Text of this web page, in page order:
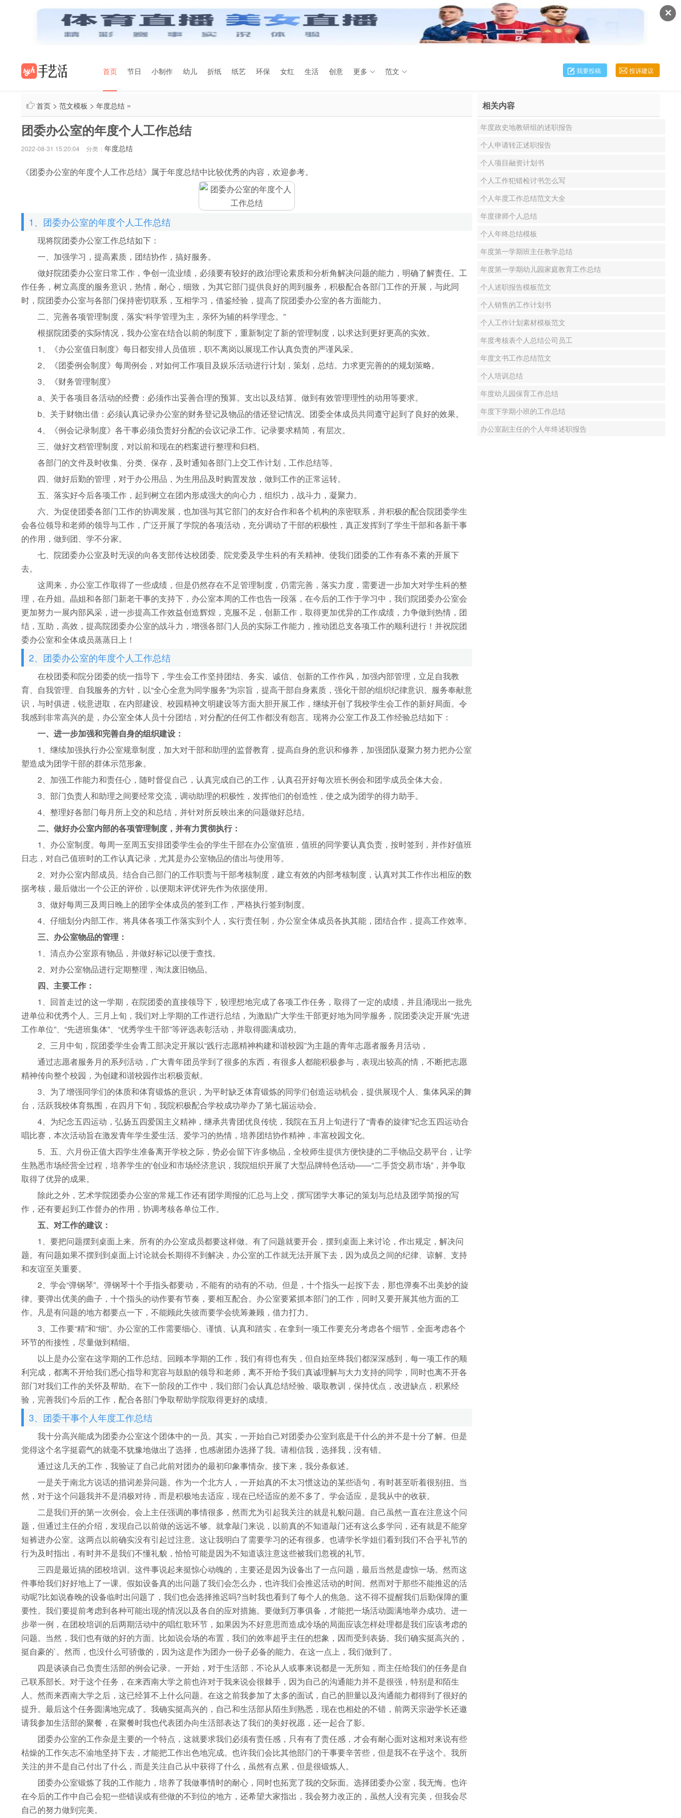
✕
首页 节日 小制作 幼儿 折纸 纸艺 环保 女红 生活 创意 更多 范文 我要投稿 投诉建议
首页 > 范文模板 > 年度总结 »
团委办公室的年度个人工作总结
2022-08-31 15:20:04 分类： 年度总结
《团委办公室的年度个人工作总结》属于年度总结中比较优秀的内容，欢迎参考。
1、团委办公室的年度个人工作总结
现将院团委办公室工作总结如下：
一、加强学习，提高素质，团结协作，搞好服务。
做好院团委办公室日常工作，争创一流业绩，必须要有较好的政治理论素质和分析角解决问题的能力，明确了解责任。工
作任务，树立高度的服务意识，热情，耐心，细致，为其它部门提供良好的周到服务，积极配合各部门工作的开展，与此同
时，院团委办公室与各部门保持密切联系，互相学习，借鉴经验，提高了院团委办公室的各方面能力。
二、完善各项管理制度，落实“科学管理为主，亲怀为辅的科学理念。”
根据院团委的实际情况，我办公室在结合以前的制度下，重新制定了新的管理制度，以求达到更好更高的实效。
1、《办公室值日制度》每日都安排人员值班，职不离岗以展现工作认真负责的严谨风采。
2、《团委例会制度》每周例会，对如何工作项目及娱乐活动进行计划，策划，总结。力求更完善的的规划策略。
3、《财务管理制度》
a、关于各项目各活动的经费：必须作出妥善合理的预算。支出以及结算。做到有效管理理性的动用等要求。
b、关于财物出借：必须认真记录办公室的财务登记及物品的借还登记情况。团委全体成员共同遵守起到了良好的效果。
4、《例会记录制度》各干事必须负责好分配的会议记录工作。记录要求精简，有层次。
三、做好文档管理制度，对以前和现在的档案进行整理和归档。
各部门的文件及时收集、分类、保存，及时通知各部门上交工作计划，工作总结等。
四、做好后勤的管理，对于办公用品，为生用品及时购置发放，做到工作的正常运转。
五、落实好今后各项工作，起到树立在团内形成强大的向心力，组织力，战斗力，凝聚力。
六、为促使团委各部门工作的协调发展，也加强与其它部门的友好合作和各个机构的亲密联系，并积极的配合院团委学生
会各位领导和老师的领导与工作，广泛开展了学院的各项活动，充分调动了干部的积极性，真正发挥到了学生干部和各新干事
的作用，做到团、学不分家。
七、院团委办公室及时无误的向各支部传达校团委、院党委及学生科的有关精神。使我们团委的工作有条不紊的开展下
去。
这周来，办公室工作取得了一些成绩，但是仍然存在不足管理制度，仍需完善，落实力度，需要进一步加大对学生科的整
理，在丹姐。晶姐和各部门新老干事的支持下，办公室本周的工作也告一段落，在今后的工作于学习中，我们院团委办公室会
更加努力一展内部风采，进一步提高工作效益创造辉煌，克服不足，创新工作，取得更加优异的工作成绩，力争做到热情，团
结，互助，高效，提高院团委办公室的战斗力，增强各部门人员的实际工作能力，推动团总支各项工作的顺利进行！并祝院团
委办公室和全体成员蒸蒸日上！
2、团委办公室的年度个人工作总结
在校团委和院分团委的统一指导下，学生会工作坚持团结、务实、诚信、创新的工作作风，加强内部管理，立足自我教
育、自我管理、自我服务的方针，以“全心全意为同学服务”为宗旨，提高干部自身素质，强化干部的组织纪律意识、服务奉献意
识，与时俱进，锐意进取，在内部建设、校园精神文明建设等方面大胆开展工作，继续开创了我校学生会工作的新好局面。令
我感到非常高兴的是，办公室全体人员十分团结，对分配的任何工作都没有怨言。现将办公室工作及工作经验总结如下：
一、进一步加强和完善自身的组织建设：
1、继续加强执行办公室规章制度，加大对干部和助理的监督教育，提高自身的意识和修养，加强团队凝聚力努力把办公室
塑造成为团学干部的群体示范形象。
2、加强工作能力和责任心，随时督促自己，认真完成自己的工作，认真召开好每次班长例会和团学成员全体大会。
3、部门负责人和助理之间要经常交流，调动助理的积极性，发挥他们的创造性，使之成为团学的得力助手。
4、整理好各部门每月所上交的和总结，并针对所反映出来的问题做好总结。
二、做好办公室内部的各项管理制度，并有力贯彻执行：
1、办公室制度。每周一至周五安排团委学生会的学生干部在办公室值班，值班的同学要认真负责，按时签到，并作好值班
日志，对自己值班时的工作认真记录，尤其是办公室物品的借出与使用等。
2、对办公室内部成员。结合自己部门的工作职责与干部考核制度，建立有效的内部考核制度，认真对其工作作出相应的数
据考核，最后做出一个公正的评价，以便期末评优评先作为依据使用。
3、做好每周三及周日晚上的团学全体成员的签到工作，严格执行签到制度。
4、仔细划分内部工作。将具体各项工作落实到个人，实行责任制，办公室全体成员各执其能，团结合作，提高工作效率。
三、办公室物品的管理：
1、清点办公室原有物品，并做好标记以便于查找。
2、对办公室物品进行定期整理，淘汰废旧物品。
四、主要工作：
1、回首走过的这一学期，在院团委的直接领导下，较理想地完成了各项工作任务，取得了一定的成绩，并且涌现出一批先
进单位和优秀个人。三月上旬，我们对上学期的工作进行总结，为激励广大学生干部更好地为同学服务，院团委决定开展“先进
工作单位”、“先进班集体”、“优秀学生干部”等评选表彰活动，并取得圆满成功。
2、三月中旬，院团委学生会青工部决定开展以“践行志愿精神构建和谐校园”为主题的青年志愿者服务月活动，
通过志愿者服务月的系列活动，广大青年团员学到了很多的东西，有很多人都能积极参与，表现出较高的情，不断把志愿
精神传向整个校园，为创建和谐校园作出积极贡献。
3、为了增强同学们的体质和体育锻炼的意识，为平时缺乏体育锻炼的同学们创造运动机会，提供展现个人、集体风采的舞
台，活跃我校体育氛围，在四月下旬，我院积极配合学校成功举办了第七届运动会。
4、为纪念五四运动，弘扬五四爱国主义精神，继承共青团优良传统，我院在五月上旬进行了“青春的旋律”纪念五四运动合
唱比赛，本次活动旨在激发青年学生爱生活、爱学习的热情，培养团结协作精神，丰富校园文化。
5、五、六月份正值大四学生准备离开学校之际，势必会留下许多物品，全校师生提供方便快捷的二手物品交易平台，让学
生熟悉市场经营全过程，培养学生的'创业和市场经济意识，我院组织开展了大型品牌特色活动——“二手货交易市场”，并争取
取得了优异的成果。
除此之外，艺术学院团委办公室的常规工作还有团学周报的汇总与上交，撰写团学大事记的策划与总结及团学简报的写
作，还有要起到工作督办的作用，协调考核各单位工作。
五、对工作的建议：
1、要把问题摆到桌面上来。所有的办公室成员都要这样做。有了问题就要开会，摆到桌面上来讨论，作出规定，解决问
题。有问题如果不摆到到桌面上讨论就会长期得不到解决，办公室的工作就无法开展下去，因为成员之间的纪律、谅解、支持
和友谊至关重要。
2、学会“弹钢琴”。弹钢琴十个手指头都要动，不能有的动有的不动。但是，十个指头一起按下去，那也弹奏不出美妙的旋
律。要弹出优美的曲子，十个指头的动作要有节奏，要相互配合。办公室要紧抓本部门的工作，同时又要开展其他方面的工
作。凡是有问题的地方都要点一下，不能顾此失彼而要学会统筹兼顾，借力打力。
3、工作要“精”和“细”。办公室的工作需要细心、谨慎、认真和踏实，在拿到一项工作要充分考虑各个细节，全面考虑各个
环节的衔接性，尽量做到精细。
以上是办公室在这学期的工作总结。回顾本学期的工作，我们有得也有失，但自始至终我们都深深感到，每一项工作的顺
利完成，都离不开给我们悉心指导和宽容与鼓励的领导和老师，离不开给予我们真诚理解与大力支持的同学，同时也离不开各
部门对我们工作的关怀及帮助。在下一阶段的工作中，我们部门会认真总结经验、吸取教训，保持优点，改进缺点，积累经
验，完善我们今后的工作，配合各部门争取帮助学院取得更好的成绩。
3、团委干事个人年度工作总结
我十分高兴能成为团委办公室这个团体中的一员。其实，一开始自己对团委办公室到底是干什么的并不是十分了解。但是
觉得这个名字挺霸气的就毫不犹豫地做出了选择，也感谢团办选择了我。请相信我，选择我，没有错。
通过这几天的工作，我验证了自己此前对团办的最初印象事情杂。接下来，我分条叙述。
一是关于南北方说话的措词差异问题。作为一个北方人，一开始真的不太习惯这边的某些语句，有时甚至听着很别扭。当
然，对于这个问题我并不是消极对待，而是积极地去适应，现在已经适应的差不多了。学会适应，是我从中的收获。
二是我们开的第一次例会。会上主任强调的事情很多，然而尤为引起我关注的就是礼貌问题。自己虽然一直在注意这个问
题，但通过主任的介绍，发现自己以前做的远远不够。就拿敲门来说，以前真的不知道敲门还有这么多学问，还有就是不能穿
短裤进办公室。这两点以前确实没有引起过注意。这让我明白了需要学习的还有很多。也请学长学姐们看到我们不合乎礼节的
行为及时指出，有时并不是我们不懂礼貌，恰恰可能是因为不知道该注意这些被我们忽视的礼节。
三四是最近搞的团校培训。这件事说起来挺惊心动魄的，主要还是因为设备出了一点问题，最后当然是虚惊一场。然而这
件事给我们好好地上了一课。假如设备真的出问题了我们会怎么办，也许我们会推迟活动的时间。然而对于那些不能推迟的活
动呢?比如说春晚的设备临时出问题了，我们也会选择推迟吗?当时我也看到了每个人的焦急。这不得不提醒我们后勤保障的重
要性。我们要提前考虑到各种可能出现的情况以及各自的应对措施。要做到万事俱备，才能把一场活动圆满地举办成功。进一
步举一例，在团校培训的后两期活动中的唱红歌环节，如果因为不好意思而造成冷场的局面应该怎样处理都是我们应该考虑的
问题。当然，我们也有做的好的方面。比如说会场的布置，我们的效率超乎主任的想象，因而受到表扬。我们确实挺高兴的，
挺自豪的`。然而，也没什么可骄傲的，因为这是作为团办一份子必备的能力。在这一点上，我们做到了。
四是谈谈自己负责生活部的例会记录。一开始，对于生活部，不论从人或事来说都是一无所知，而主任给我们的任务是自
己联系部长。对于这个任务，在来西南大学之前也许对于我来说会很棘手，因为自己的沟通能力并不是很强，特别是和陌生
人。然而来西南大学之后，这已经算不上什么问题。在这之前我参加了太多的面试，自己的胆量以及沟通能力都得到了很好的
提升。最后这个任务圆满地完成了。我确实挺高兴的，自己和生活部从陌生到熟悉，现在也相处的不错，前两天宗逊学长还邀
请我参加生活部的聚餐，在聚餐时我也代表团办向生活部表达了我们的美好祝愿，还一起合了影。
团委办公室的工作杂是主要的一个特点，这就要求我们必须有责任感，只有有了责任感，才会有耐心面对这相对来说有些
枯燥的工作矢志不渝地坚持下去，才能把工作出色地完成。也许我们会比其他部门的干事要辛苦些，但是我不在乎这个。我所
关注的并不是自己付出了什么，而是关注自己从中获得了什么，虽然有点累，但是很锻炼人。
团委办公室锻炼了我的工作能力，培养了我做事情时的耐心，同时也拓宽了我的交际面。选择团委办公室，我无悔。也许
在今后的工作中自己会犯一些错误或有些做的不到位的地方，还希望大家指出，我会努力改正的，虽然人没有完美，但我会尽
自己的努力做到完美。
相关内容
年度政史地教研组的述职报告
个人申请转正述职报告
个人项目融资计划书
个人工作犯错检讨书怎么写
个人年度工作总结范文大全
年度律师个人总结
个人年终总结模板
年度第一学期班主任教学总结
年度第一学期幼儿园家庭教育工作总结
个人述职报告模板范文
个人销售的工作计划书
个人工作计划素材模板范文
年度考核表个人总结公司员工
年度文书工作总结范文
个人培训总结
年度幼儿园保育工作总结
年度下学期小班的工作总结
办公室副主任的个人年终述职报告